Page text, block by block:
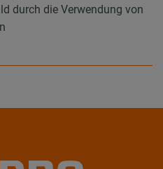
durch die Verwendung von